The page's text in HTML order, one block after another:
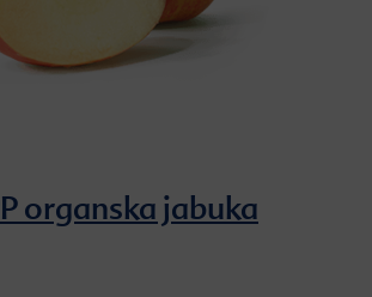
organska jabuka